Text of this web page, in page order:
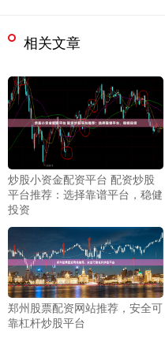
相关文章
炒股小资金配资平台 配资炒股
平台推荐：选择靠谱平台，稳健
投资
郑州股票配资网站推荐，安全可
靠杠杆炒股平台